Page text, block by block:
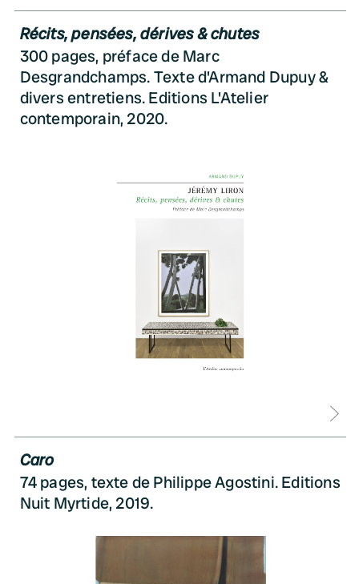
Récits, pensées, dérives & chutes
300 pages, préface de Marc
Desgrandchamps. Texte d'Armand Dupuy &
divers entretiens. Editions L'Atelier
contemporain, 2020.
Caro
74 pages, texte de Philippe Agostini. Editions
Nuit Myrtide, 2019.